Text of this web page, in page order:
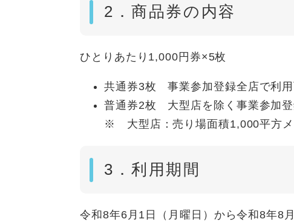
2．商品券の内容
ひとりあたり1,000円券×5枚
共通券3枚 事業参加登録全店で利
普通券2枚 大型店を除く事業参加
​※ 大型店：売り場面積1,000平方メ
3．利用期間
令和8年6月1日（月曜日）から令和8年8